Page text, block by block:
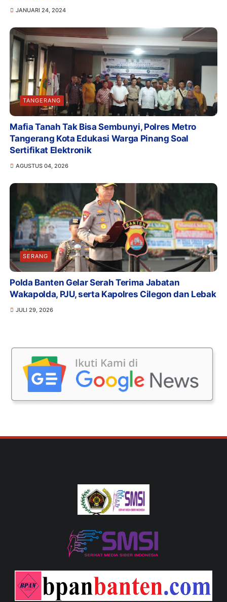
JANUARI 24, 2024
TANGERANG
Mafia Tanah Tak Bisa Sembunyi, Polres Metro
Tangerang Kota Edukasi Warga Pinang Soal
Sertifikat Elektronik
AGUSTUS 04, 2026
SERANG
Polda Banten Gelar Serah Terima Jabatan
Wakapolda, PJU, serta Kapolres Cilegon dan Lebak
JULI 29, 2026